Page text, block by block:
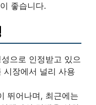
좋습니다.
으로 인정받고 있으
시장에서 널리 사용
뛰어나며, 최근에는